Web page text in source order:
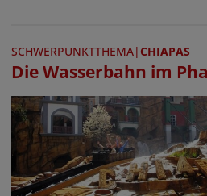
SCHWERPUNKTTHEMA| CHIAPAS
Die Wasserbahn im